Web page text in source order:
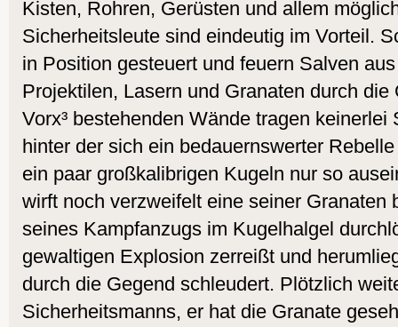
Kisten, Rohren, Gerüsten und allem
Sicherheitsleute sind eindeutig im Vorteil.
in Position gesteuert und feuern Salven
Projektilen, Lasern und Granaten durch
Vorx³ bestehenden Wände tragen
hinter der sich ein bedauernswerter
ein paar großkalibrigen Kugeln nur so
wirft noch verzweifelt eine seiner Granaten
seines Kampfanzugs im Kugelhalgel
gewaltigen Explosion zerreißt und
durch die Gegend schleudert. Plötzlich
Sicherheitsmanns, er hat die Granate